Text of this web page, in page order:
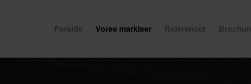
Forside Vores markiser Referencer